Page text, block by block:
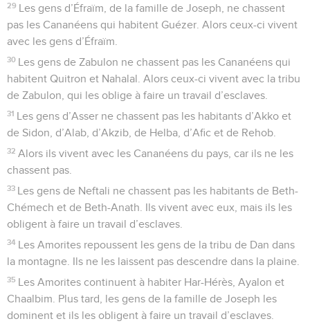
29 Les gens d’Éfraïm, de la famille de Joseph, ne chassent
pas les Cananéens qui habitent Guézer. Alors ceux-ci vivent
avec les gens d’Éfraïm.
30 Les gens de Zabulon ne chassent pas les Cananéens qui
habitent Quitron et Nahalal. Alors ceux-ci vivent avec la tribu
de Zabulon, qui les oblige à faire un travail d’esclaves.
31 Les gens d’Asser ne chassent pas les habitants d’Akko et
de Sidon, d’Alab, d’Akzib, de Helba, d’Afic et de Rehob.
32 Alors ils vivent avec les Cananéens du pays, car ils ne les
chassent pas.
33 Les gens de Neftali ne chassent pas les habitants de Beth-
Chémech et de Beth-Anath. Ils vivent avec eux, mais ils les
obligent à faire un travail d’esclaves.
34 Les Amorites repoussent les gens de la tribu de Dan dans
la montagne. Ils ne les laissent pas descendre dans la plaine.
35 Les Amorites continuent à habiter Har-Hérès, Ayalon et
Chaalbim. Plus tard, les gens de la famille de Joseph les
dominent et ils les obligent à faire un travail d’esclaves.